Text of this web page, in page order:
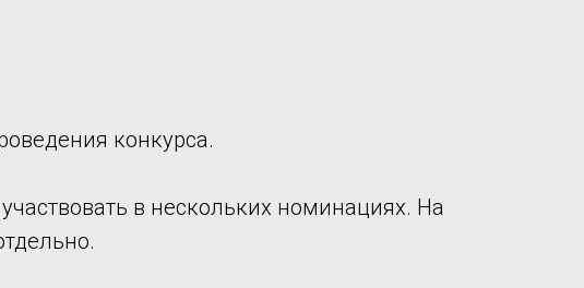
конкурса.
в нескольких номинациях. На